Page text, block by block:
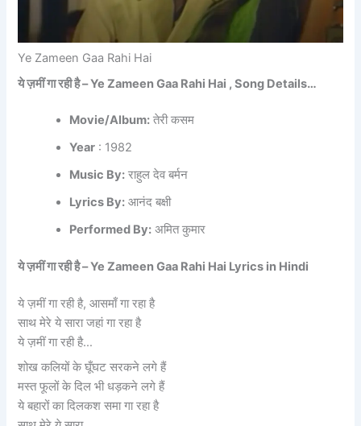
Ye Zameen Gaa Rahi Hai
ये ज़मीं गा रही है –Ye Zameen Gaa Rahi Hai , Song Details…
Movie/Album: तेरी कसम
Year : 1982
Music By: राहुल देव बर्मन
Lyrics By: आनंद बक्षी
Performed By: अमित कुमार
ये ज़मीं गा रही है –Ye Zameen Gaa Rahi Hai Lyrics in Hindi
ये ज़मीं गा रही है, आसमाँ गा रहा है
साथ मेरे ये सारा जहां गा रहा है
ये ज़मीं गा रही है…
शोख कलियों के घूँघट सरकने लगे हैं
मस्त फूलों के दिल भी धड़कने लगे हैं
ये बहारों का दिलकश समा गा रहा है